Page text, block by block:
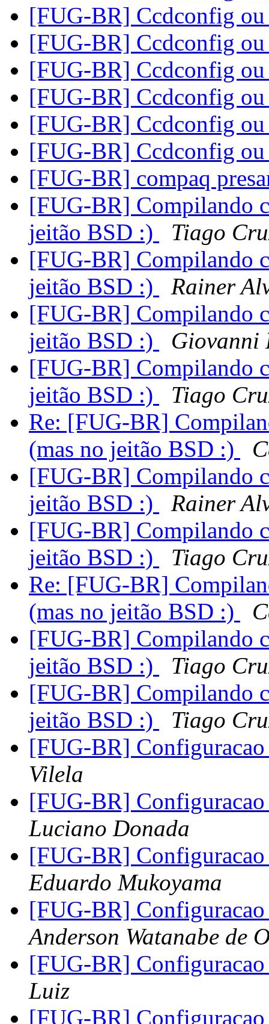
[FUG-BR] Ccdconfig
[FUG-BR] Ccdconfig
[FUG-BR] Ccdconfig
[FUG-BR] Ccdconfig
[FUG-BR] Ccdconfig
[FUG-BR] Ccdconfig
[FUG-BR] compaq
[FUG-BR] Compilando
jeitão BSD :)
Tiago
[FUG-BR] Compilando
jeitão BSD :)
Rainer
[FUG-BR] Compilando
jeitão BSD :)
Giovanni
[FUG-BR] Compilando
jeitão BSD :)
Tiago
Re: [FUG-BR]
(mas no jeitão BSD :)
[FUG-BR] Compilando
jeitão BSD :)
Rainer
[FUG-BR] Compilando
jeitão BSD :)
Tiago
Re: [FUG-BR]
(mas no jeitão BSD :)
[FUG-BR] Compilando
jeitão BSD :)
Tiago
[FUG-BR] Compilando
jeitão BSD :)
Tiago
[FUG-BR]
Vilela
[FUG-BR]
Luciano Donada
[FUG-BR]
Eduardo Mukoyama
[FUG-BR]
Anderson Watanabe de
[FUG-BR]
Luiz
[FUG-BR]